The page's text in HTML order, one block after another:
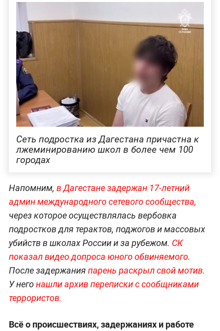
Сеть подростка из Дагестана причастна к
лжеминированию школ в более чем 100
городах
Напомним, в Дагестане задержан 17-летний
админ международного сетевого сообщества,
через которое осуществлялась вербовка
подростков для терактов, поджогов и массовых
убийств в школах России и за рубежом. СК
показал видео допроса юного обвиняемого.
После задержания парень раскрыл свой мотив.
У негонашли архив переписки с сообщниками
террористов.
Всё о происшествиях, задержаниях и работе